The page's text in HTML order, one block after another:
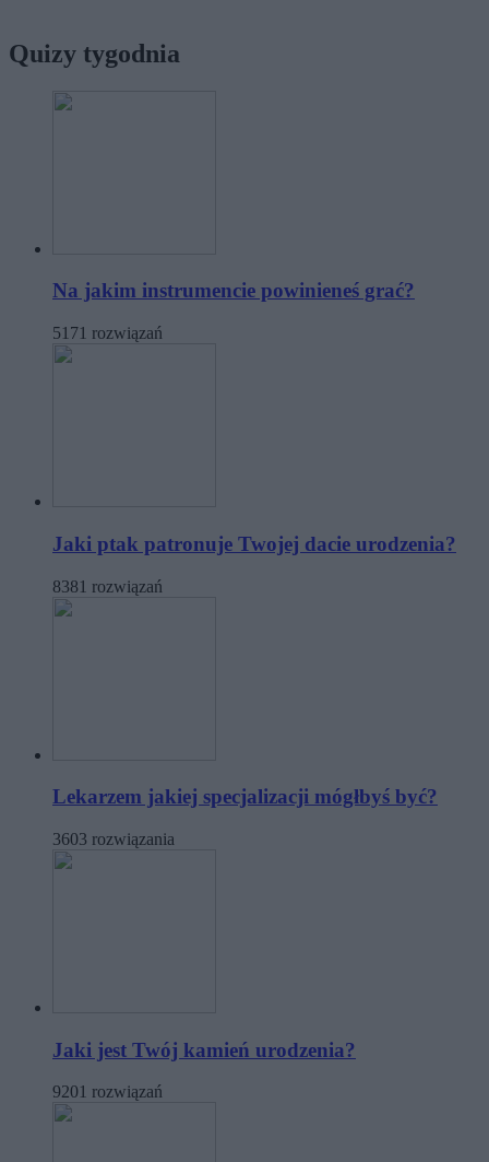
Quizy tygodnia
Na jakim instrumencie powinieneś grać?
5171 rozwiązań
Jaki ptak patronuje Twojej dacie urodzenia?
8381 rozwiązań
Lekarzem jakiej specjalizacji mógłbyś być?
3603 rozwiązania
Jaki jest Twój kamień urodzenia?
9201 rozwiązań